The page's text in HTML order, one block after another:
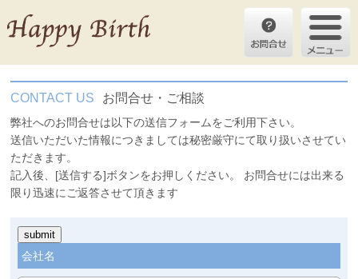
CONTACT US お問合せ・ご相談
弊社へのお問合せは以下の送信フォームをご利用下さい。
送信いただいた情報につきましては秘密厳守にて取り扱いさせてい
ただきます。
記入後、[送信する]ボタンをお押しください。 お問合せには出来る
限り迅速にご返答させて頂きます
会社名